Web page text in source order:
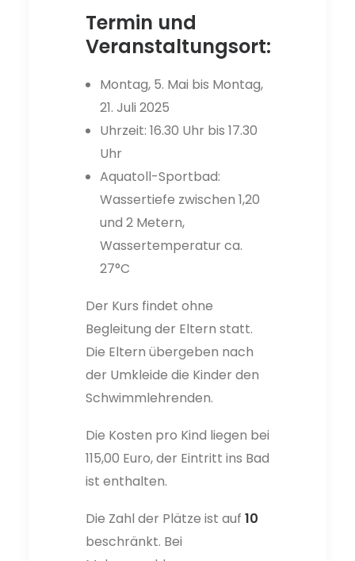
Termin und
Veranstaltungsort:
Montag, 5. Mai bis Montag,
21. Juli 2025
Uhrzeit: 16.30 Uhr bis 17.30
Uhr
Aquatoll-Sportbad:
Wassertiefe zwischen 1,20
und 2 Metern,
Wassertemperatur ca.
27°C
Der Kurs findet ohne
Begleitung der Eltern statt.
Die Eltern übergeben nach
der Umkleide die Kinder den
Schwimmlehrenden.
Die Kosten pro Kind liegen bei
115,00 Euro, der Eintritt ins Bad
ist enthalten.
Die Zahl der Plätze ist auf 10
beschränkt. Bei